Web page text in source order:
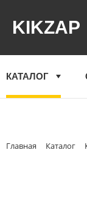
KIKZAP
КАТАЛОГ
Главная Каталог